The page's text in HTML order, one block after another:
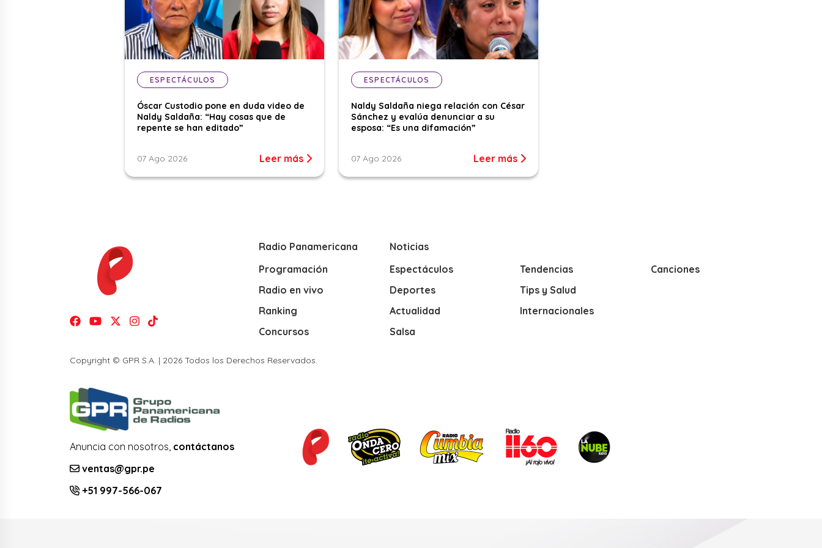
ESPECTÁCULOS
Óscar Custodio pone en duda video de
Naldy Saldaña: “Hay cosas que de
repente se han editado”
07 Ago 2026 Leer más
ESPECTÁCULOS
Naldy Saldaña niega relación con César
Sánchez y evalúa denunciar a su
esposa: “Es una difamación”
07 Ago 2026 Leer más
Radio Panamericana
Programación
Radio en vivo
Ranking
Concursos
Noticias
Espectáculos
Deportes
Actualidad
Salsa
Tendencias
Tips y Salud
Internacionales
Canciones
Copyright © GPR S.A. | 2026 Todos los Derechos Reservados.
Anuncia con nosotros, contáctanos
ventas@gpr.pe
+51 997-566-067